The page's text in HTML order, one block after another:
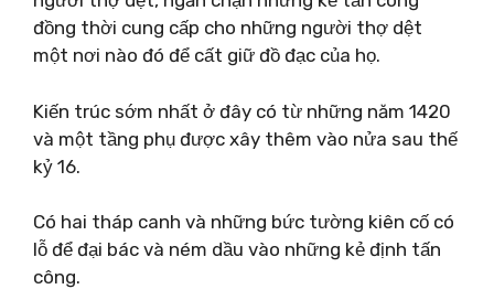
đồng thời cung cấp cho những người thợ dệt
một nơi nào đó để cất giữ đồ đạc của họ.
Kiến trúc sớm nhất ở đây có từ những năm 1420
và một tầng phụ được xây thêm vào nửa sau thế
kỷ 16.
Có hai tháp canh và những bức tường kiên cố có
lỗ để đại bác và ném dầu vào những kẻ định tấn
công.